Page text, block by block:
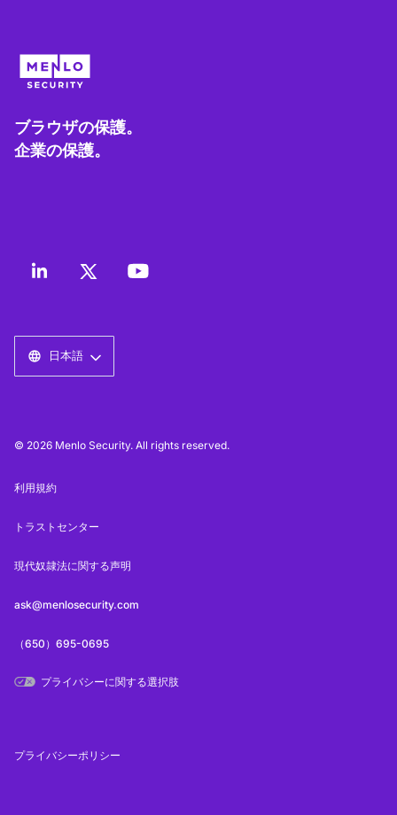
ブラウザの保護。
企業の保護。
日本語
© 2026 Menlo Security. All rights reserved.
利用規約
トラストセンター
現代奴隷法に関する声明
ask@menlosecurity.com
（650）695-0695
プライバシーに関する選択肢
プライバシーポリシー